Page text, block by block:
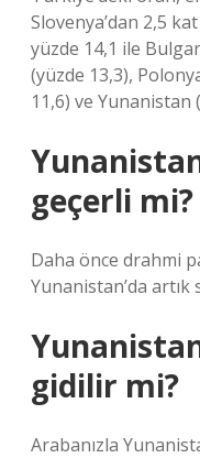
Slovenya’dan 2,5
yüzde 14,1 ile
(yüzde 13,3),
11,6) ve Yunanistan
geçerli mi?
Daha önce drahmi
Yunanistan’da artık
gidilir mi?
Arabanızla